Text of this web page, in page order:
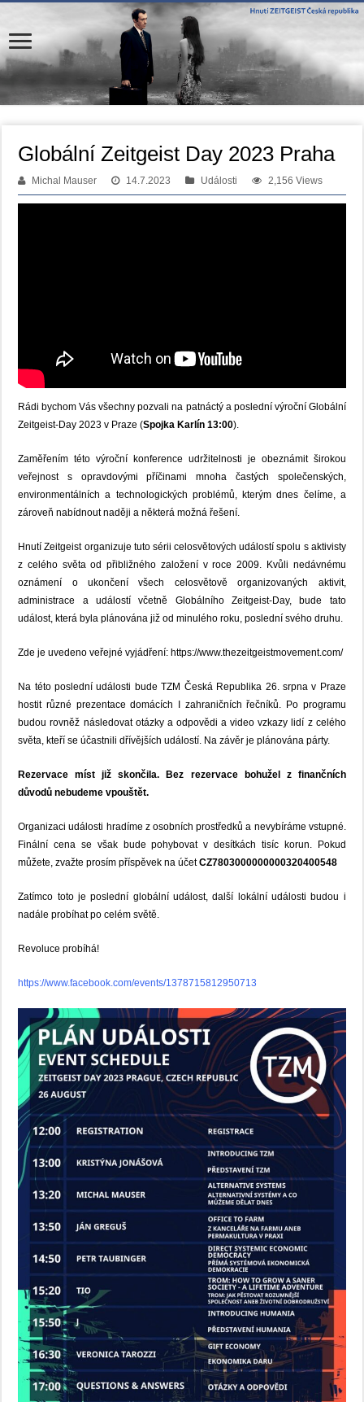
Globální Zeitgeist Day 2023 Praha
Michal Mauser 14.7.2023 Události 2,156 Views
Rádi bychom Vás všechny pozvali na patnáctý a poslední výroční Globální
Zeitgeist-Day 2023 v Praze (Spojka Karlín 13:00).
Zaměřením této výroční konference udržitelnosti je obeznámit širokou
veřejnost s opravdovými příčinami mnoha častých společenských,
environmentálních a technologických problémů, kterým dnes čelíme, a
zároveň nabídnout naději a některá možná řešení.
Hnutí Zeitgeist organizuje tuto sérii celosvětových událostí spolu s aktivisty
z celého světa od přibližného založení v roce 2009. Kvůli nedávnému
oznámení o ukončení všech celosvětově organizovaných aktivit,
administrace a událostí včetně Globálního Zeitgeist-Day, bude tato
událost, která byla plánována již od minulého roku, poslední svého druhu.
Zde je uvedeno veřejné vyjádření: https://www.thezeitgeistmovement.com/
Na této poslední události bude TZM Česká Republika 26. srpna v Praze
hostit různé prezentace domácích I zahraničních řečníků. Po programu
budou rovněž následovat otázky a odpovědi a video vzkazy lidí z celého
světa, kteří se účastnili dřívějších událostí. Na závěr je plánována párty.
Rezervace míst již skončila. Bez rezervace bohužel z finančních
důvodů nebudeme vpouštět.
Organizaci události hradíme z osobních prostředků a nevybíráme vstupné.
Finální cena se však bude pohybovat v desítkách tisíc korun. Pokud
můžete, zvažte prosím příspěvek na účetCZ7803000000000320400548
Zatímco toto je poslední globální událost, další lokální události budou i
nadále probíhat po celém světě.
Revoluce probíhá!
https://www.facebook.com/events/1378715812950713